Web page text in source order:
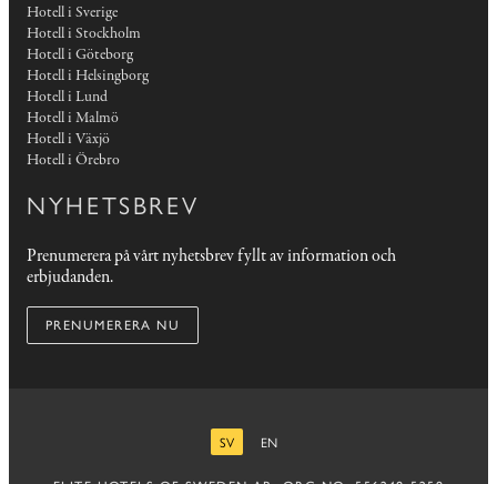
Hotell i Sverige
Hotell i Stockholm
Hotell i Göteborg
Hotell i Helsingborg
Hotell i Lund
Hotell i Malmö
Hotell i Växjö
Hotell i Örebro
NYHETSBREV
Prenumerera på vårt nyhetsbrev fyllt av information och
erbjudanden.
PRENUMERERA NU
SV
EN